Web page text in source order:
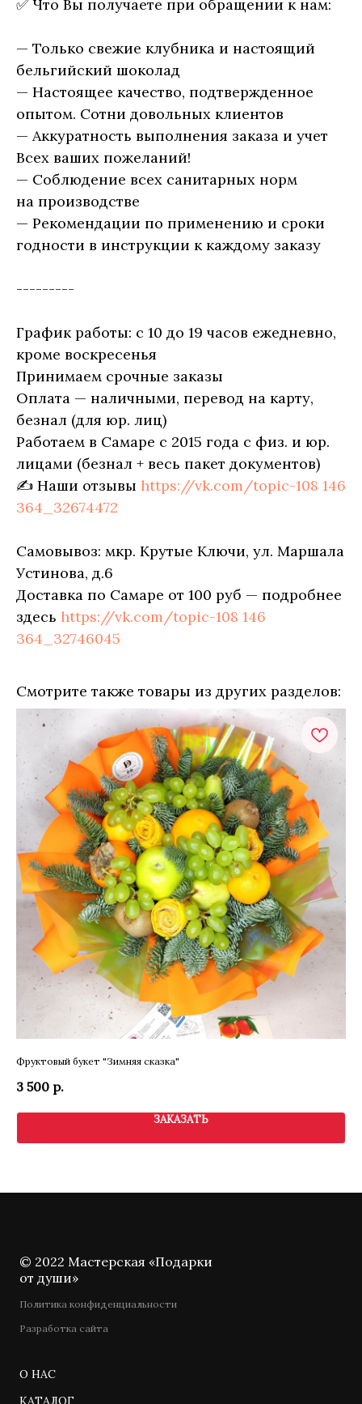
✅ Что Вы получаете при обращении к нам:
— Только свежие клубника и настоящий
бельгийский шоколад
— Настоящее качество, подтвержденное
опытом. Сотни довольных клиентов
— Аккуратность выполнения заказа и учет
Всех ваших пожеланий!
— Соблюдение всех санитарных норм
на производстве
— Рекомендации по применению и сроки
годности в инструкции к каждому заказу
---------
График работы: с 10 до 19 часов ежедневно,
кроме воскресенья
Принимаем срочные заказы
Оплата — наличными, перевод на карту,
безнал (для юр. лиц)
Работаем в Самаре с 2015 года с физ. и юр.
лицами (безнал + весь пакет документов)
✍ Наши отзывы https://vk.com/topic-108 146
364_32674472
Самовывоз: мкр. Крутые Ключи, ул. Маршала
Устинова, д.6
Доставка по Самаре от 100 руб — подробнее
здесь https://vk.com/topic-108 146
364_32746045
Смотрите также товары из других разделов:
Фруктовый букет "Зимняя сказка"
3 500 р.
ЗАКАЗАТЬ
© 2022 Мастерская «Подарки
от души»
Политика конфиденциальности
Разработка сайта
О НАС
КАТАЛОГ